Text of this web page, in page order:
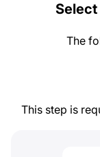
3.
The
This step is